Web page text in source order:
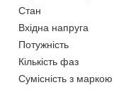
Стан
Вхідна напруга
Потужність
Кількість фаз
Сумісність з маркою